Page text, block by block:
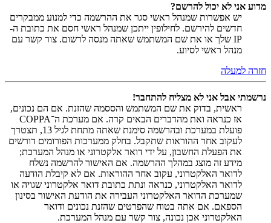
מדוע אני לא יכול להרשם?
יש אפשרות שמנהל ראשי סגר את ההרשמה כדי למנוע ממבקרים
חדשים להירשם. לחילופין ייתכן שמנהל ראשי חסם את כתובת ה-
IP שלך או את שם המשתמש שאתה מנסה לרשום. צור קשר עם
מנהל ראשי לסיוע.
חזרה למעלה
נרשמתי אבל אני לא מצליח להתחבר!
ראשית, בדוק את שם המשתמש והססמה שהזנת. אם הם נכונים,
אז כנראה ואת מהדברים הבאים קרה. אם מערכת ה־COPPA
פועלת במערכת ובהרשמה סימנת שאתה מתחת לגיל 13, תצטרך
לעקוב אחר ההוראות שתקבל. בחלק ממערכות הפורומים דורשים
את הפעלת החשבון, על ידי דואר אלקטרוני או מנהל המערכת;
מידע זה מוצג במהלך ההרשמה. אם האישור להרשמה נשלח
לדואר האלקטרוני, עקוב אחר ההוראות. אם לא קיבלת הודעה
לדואר האלקטרוני, כנראה ונתת כתובת דואר אלקטרוני שגויה או
שמערכת הדואר האלקטרוני העבירה את הודעת האישור בסינון
הספאם. אם אתה בטוח שהפרטים שהזנת נכונים ודואר
האלקטרוני אכן נכונה, צור קשר עם מנהל המערכת.